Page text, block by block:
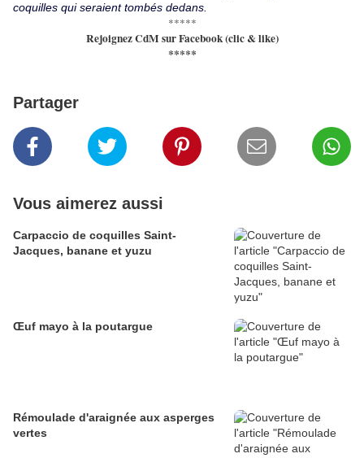
coquilles qui seraient tombés dedans.
*****
Rejoignez CdM sur Facebook (clic & like)
*****
Partager
Vous aimerez aussi
Carpaccio de coquilles Saint-
Jacques, banane et yuzu
Œuf mayo à la poutargue
Rémoulade d'araignée aux asperges
vertes